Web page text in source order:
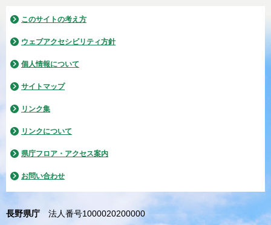
このサイトの考え方
ウェブアクセシビリティ方針
個人情報について
サイトマップ
リンク集
リンクについて
県庁フロア・アクセス案内
お問い合わせ
長野県庁 法人番号1000020200000